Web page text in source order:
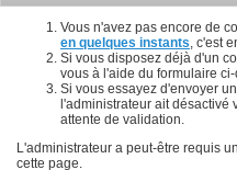
Vous n'avez pas encore de
en quelques instants , c'est
Si vous disposez déjà d'un
vous à l'aide du formulaire ci-
Si vous essayez d'envoyer
l'administrateur ait désactivé
attente de validation.
L'administrateur a peut-être requis
cette page.